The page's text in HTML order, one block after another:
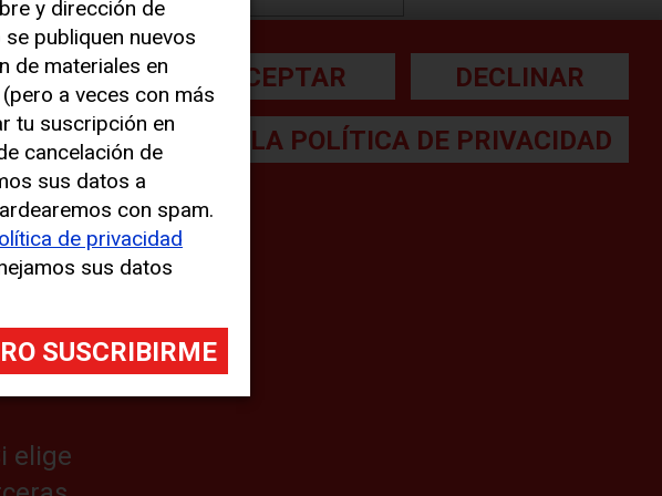
su
uso
elige
ACEPTAR DECLINAR
LEA LA POLÍTICA DE PRIVACIDAD
Print
Compartir [addtoany]
y dirección de
publiquen nuevos
de materiales en
a veces con más
tu suscripción en
cancelación de
sus datos a
con spam.
de privacidad
sus datos